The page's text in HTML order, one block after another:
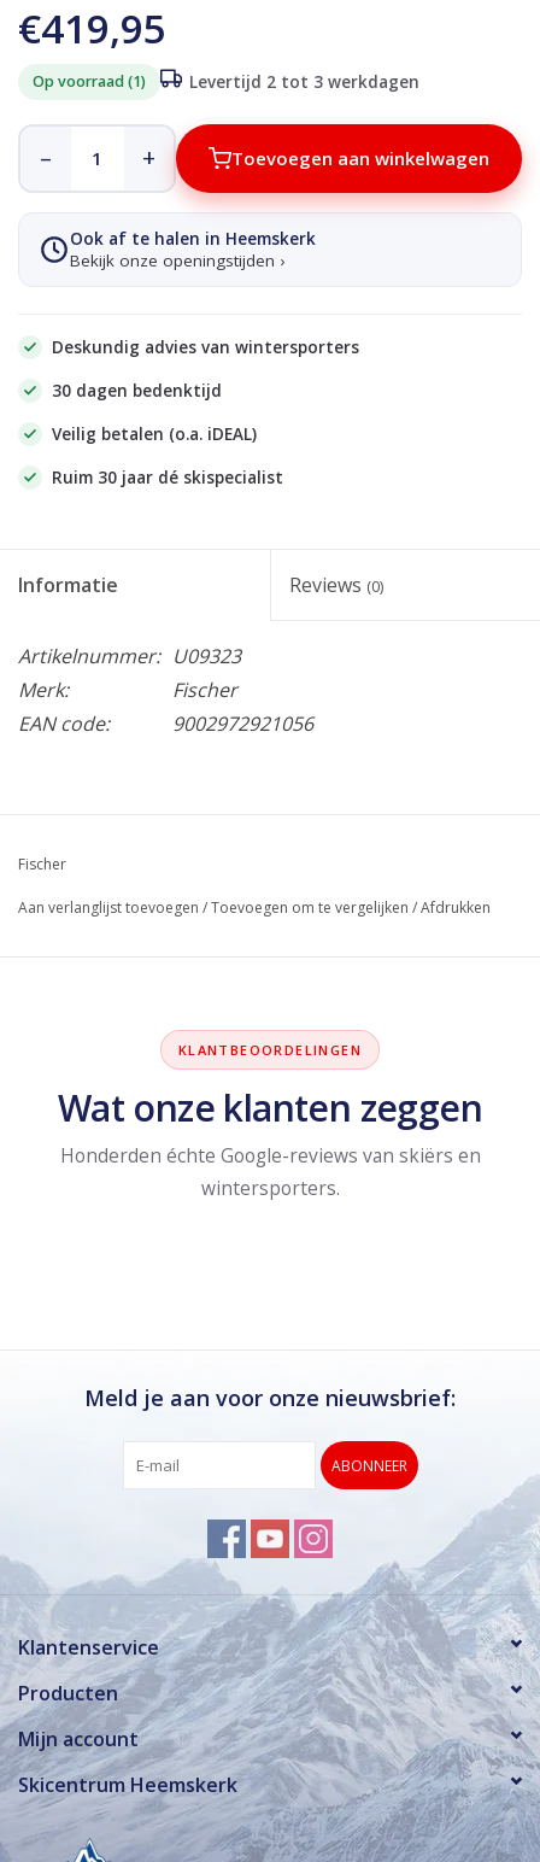
€419,95
Op voorraad (1) Levertijd 2 tot 3 werkdagen
– + Toevoegen aan winkelwagen
Ook af te halen in Heemskerk
Bekijk onze openingstijden ›
Deskundig advies van wintersporters
30 dagen bedenktijd
Veilig betalen (o.a. iDEAL)
Ruim 30 jaar dé skispecialist
Informatie Reviews (0)
Artikelnummer: U09323
Merk:
Fischer
EAN code:
9002972921056
Fischer
Aan verlanglijst toevoegen /Toevoegen om te vergelijken /Afdrukken
KLANTBEOORDELINGEN
Wat onze klanten zeggen
Honderden échte Google-reviews van skiërs en
wintersporters.
Meld je aan voor onze nieuwsbrief:
ABONNEER
Klantenservice
Producten
Mijn account
Skicentrum Heemskerk